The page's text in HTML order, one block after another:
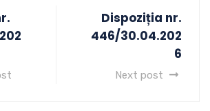
Dispoziția nr.
446/30.04.202
6
Next post